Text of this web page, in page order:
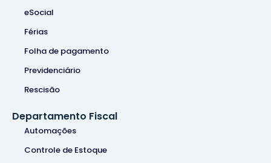
eSocial
Férias
Folha de pagamento
Previdenciário
Rescisão
Departamento Fiscal
Automações
Controle de Estoque